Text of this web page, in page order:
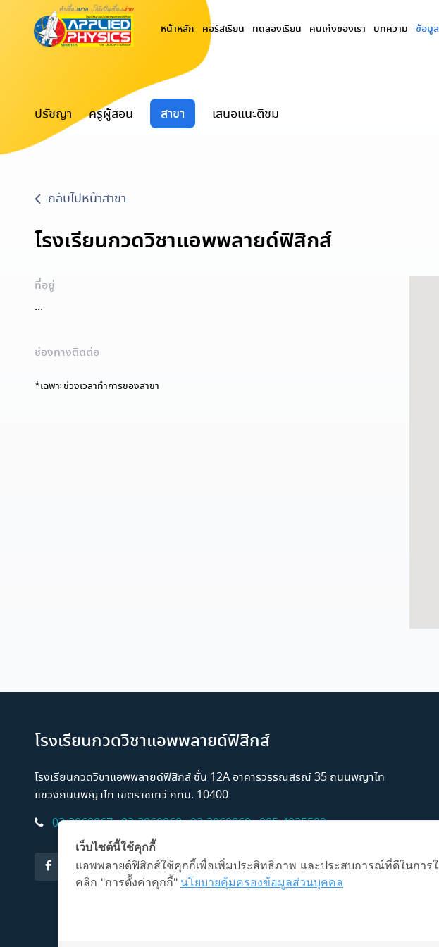
หน้าหลัก (current)
คอร์สเรียน ทดลองเรียน คนเก่งของเรา บทความ ข้อมู
ปรัชญา ครูผู้สอน สาขา เสนอแนะติชม
กลับไปหน้าสาขา
โรงเรียนกวดวิชาแอพพลายด์ฟิสิกส์
ที่อยู่
...
ช่องทางติดต่อ
*เฉพาะช่วงเวลาทำการของสาขา
โรงเรียนกวดวิชาแอพพลายด์ฟิสิกส์
โรงเรียนกวดวิชาแอพพลายด์ฟิสิกส์ ชั้น 12A อาคารวรรณสรณ์ 35 ถนนพญาไท
แขวงถนนพญาไท เขตราชเทวี กทม. 10400
02-3060867,02-3060868,02-3060869,085-4925599
เว็บไซต์นี้ใช้คุกกี้
แอพพลายด์ฟิสิกส์ใช้คุกกี้เพื่อเพิ่มประสิทธิภาพ และประสบการณ์ที่ดีในการ
คลิก "การตั้งค่าคุกกี้" นโยบายคุ้มครองข้อมูลส่วนบุคคล